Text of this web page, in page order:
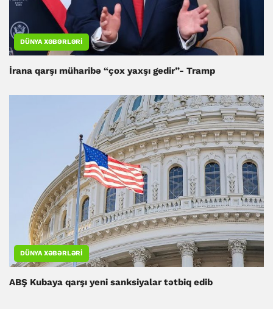
DÜNYA XƏBƏRLƏRI
İrana qarşı müharibə “çox yaxşı gedir”- Tramp
DÜNYA XƏBƏRLƏRI
ABŞ Kubaya qarşı yeni sanksiyalar tətbiq edib